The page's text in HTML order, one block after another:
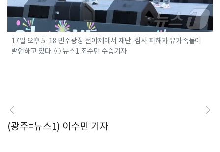
17일 오후 5·18 민주광장 전야제에서 재난·참사 피해자 유가족들이
발언하고 있다. ⓒ 뉴스1 조수민 수습기자
(광주=뉴스1) 이수민 기자